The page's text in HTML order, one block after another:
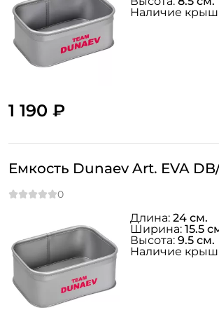
1 190 ₽
Наличие
Емкость Dunaev Art. EVA
Длина: 24 см.
Ширина: 15.5
Высота: 9.5 см.
Наличие